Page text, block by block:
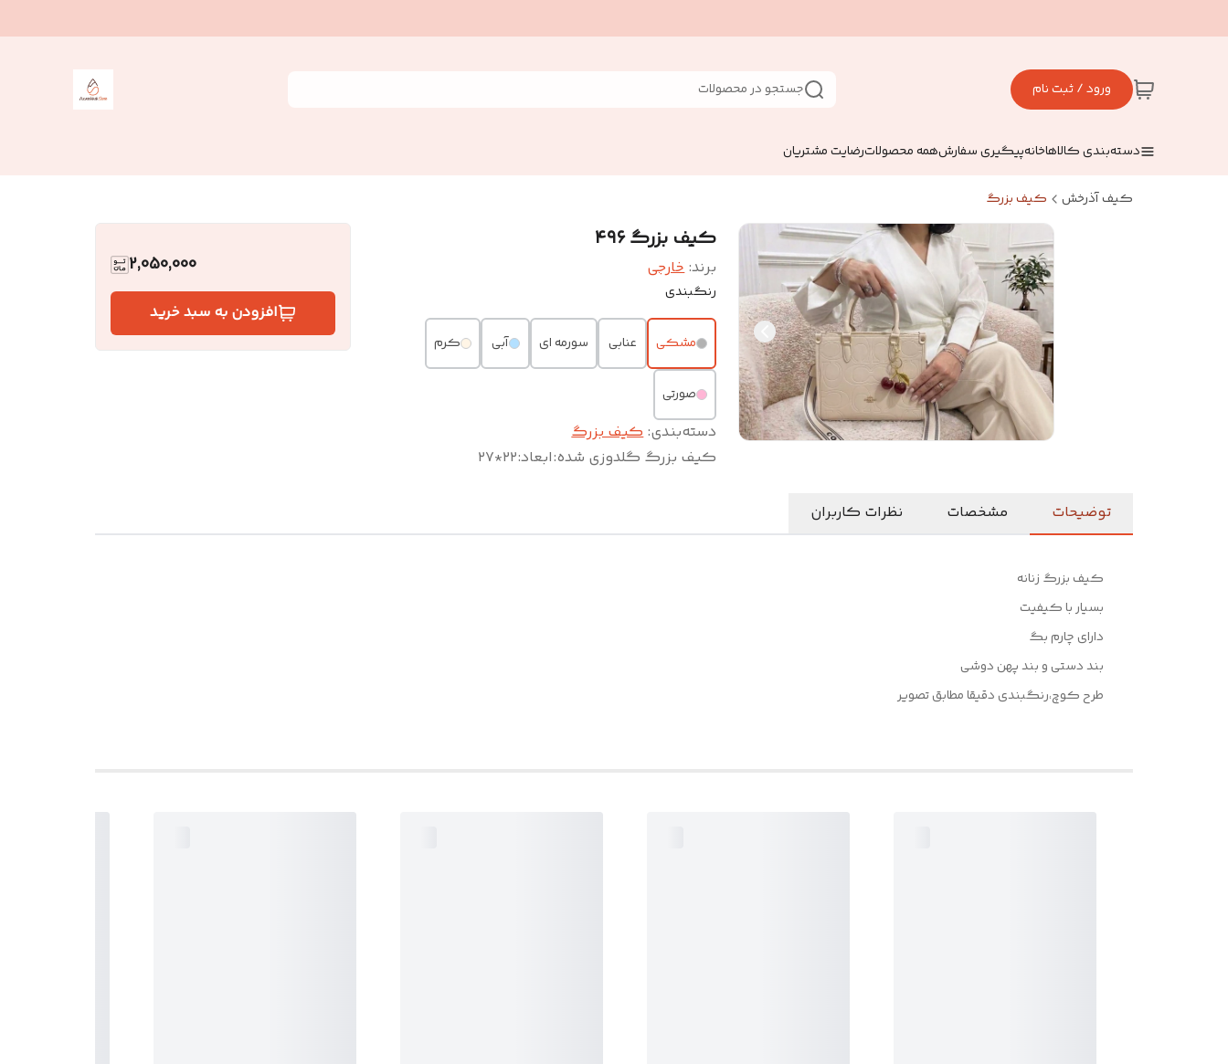
ورود / ثبت نام جستجو در محصولات
دسته‌بندی کالاهاخانهپیگیری سفارشهمه محصولاترضایت مشتریان
کیف آذرخش کیف بزرگ
کیف بزرگ ۴۹۶
برند:خارجی
رنگبندی
مشکی عنابی سورمه ای آبی کرم
صورتی
دسته‌بندی:کیف بزرگ
کیف بزرگ گلدوزی شده:ابعاد:۲۲*۲۷
2,050,000
افزودن به سبد خرید
توضیحات مشخصات نظرات کاربران
کیف بزرگ زنانه
بسیار با کیفیت
دارای‌ چارم بگ
بند دستی و بند پهن دوشی
طرح کوچ،رنگبندی دقیقا مطابق تصویر